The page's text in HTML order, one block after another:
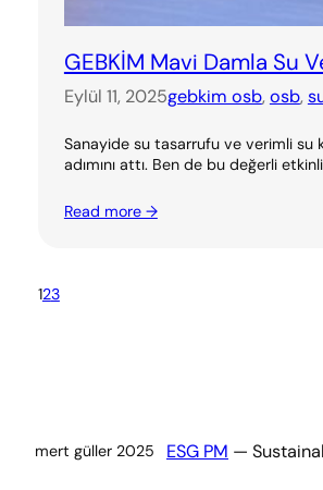
GEBKİM Mavi Damla Su
Eylül 11, 2025gebkim osb, osb,
Sanayide su tasarrufu ve verimli su
adımını attı. Ben de bu değerli
Read more →
123
mert güller 2025 ESG PM —